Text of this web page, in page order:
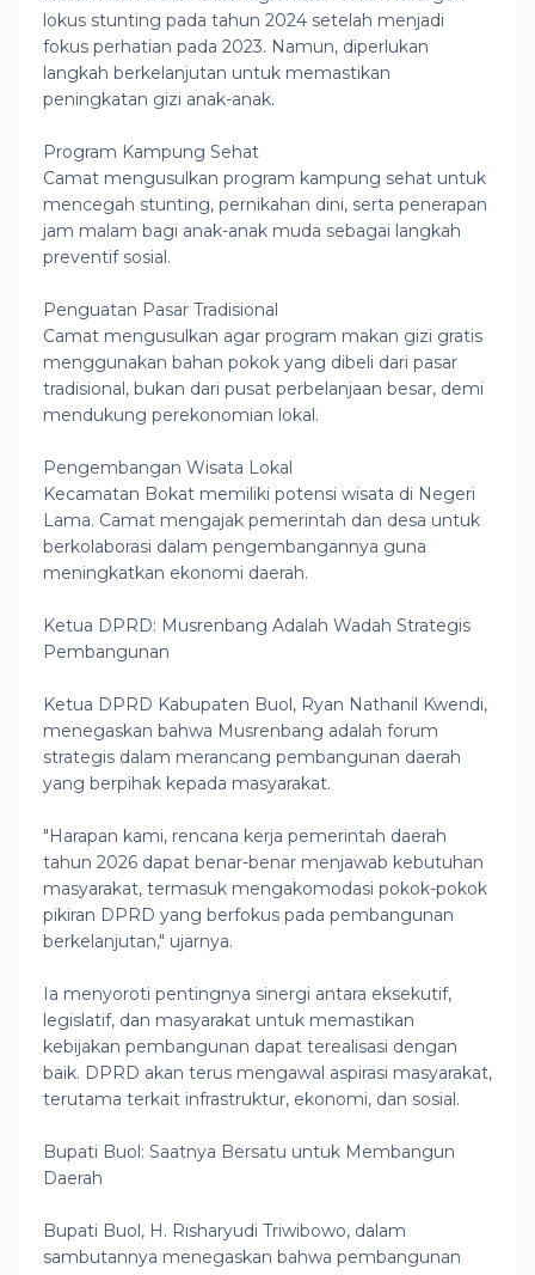
lokus stunting pada tahun 2024 setelah menjadi
fokus perhatian pada 2023. Namun, diperlukan
langkah berkelanjutan untuk memastikan
peningkatan gizi anak-anak.
Program Kampung Sehat
Camat mengusulkan program kampung sehat untuk
mencegah stunting, pernikahan dini, serta penerapan
jam malam bagi anak-anak muda sebagai langkah
preventif sosial.
Penguatan Pasar Tradisional
Camat mengusulkan agar program makan gizi gratis
menggunakan bahan pokok yang dibeli dari pasar
tradisional, bukan dari pusat perbelanjaan besar, demi
mendukung perekonomian lokal.
Pengembangan Wisata Lokal
Kecamatan Bokat memiliki potensi wisata di Negeri
Lama. Camat mengajak pemerintah dan desa untuk
berkolaborasi dalam pengembangannya guna
meningkatkan ekonomi daerah.
Ketua DPRD: Musrenbang Adalah Wadah Strategis
Pembangunan
Ketua DPRD Kabupaten Buol, Ryan Nathanil Kwendi,
menegaskan bahwa Musrenbang adalah forum
strategis dalam merancang pembangunan daerah
yang berpihak kepada masyarakat.
"Harapan kami, rencana kerja pemerintah daerah
tahun 2026 dapat benar-benar menjawab kebutuhan
masyarakat, termasuk mengakomodasi pokok-pokok
pikiran DPRD yang berfokus pada pembangunan
berkelanjutan," ujarnya.
Ia menyoroti pentingnya sinergi antara eksekutif,
legislatif, dan masyarakat untuk memastikan
kebijakan pembangunan dapat terealisasi dengan
baik. DPRD akan terus mengawal aspirasi masyarakat,
terutama terkait infrastruktur, ekonomi, dan sosial.
Bupati Buol: Saatnya Bersatu untuk Membangun
Daerah
Bupati Buol, H. Risharyudi Triwibowo, dalam
sambutannya menegaskan bahwa pembangunan